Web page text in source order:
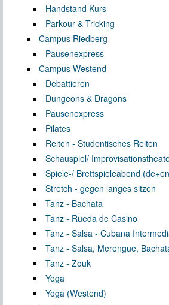
Handstand Kurs
Parkour & Tricking
Campus Riedberg
Pausenexpress
Campus Westend
Debattieren
Dungeons & Dragons
Pausenexpress
Pilates
Reiten - Studentisches Reiten
Schauspiel/
Spiele-/ Brettspieleabend
Stretch - gegen langes sitzen
Tanz - Bachata
Tanz - Rueda de Casino
Tanz - Salsa - Cubana
Tanz - Salsa, Merengue,
Tanz - Zouk
Yoga
Yoga (Westend)